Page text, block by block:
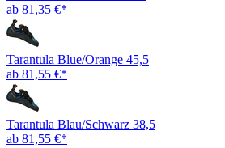
ab 81,35 €*
Tarantula Blue/Orange 45,5
ab 81,55 €*
Tarantula Blau/Schwarz 38,5
ab 81,55 €*